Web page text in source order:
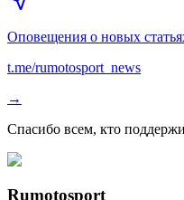
Оповещения о новых
t.me/rumotosport_news
→
Спасибо всем, кто
Rumotosport